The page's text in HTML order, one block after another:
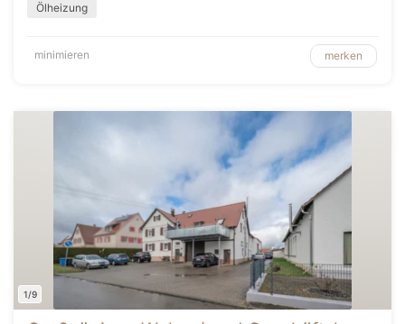
Ölheizung
minimieren merken
1/9